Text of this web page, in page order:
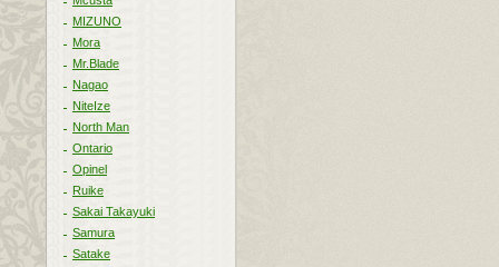
MIZUNO
Mora
Mr.Blade
Nagao
NiteIze
North Man
Ontario
Opinel
Ruike
Sakai Takayuki
Samura
Satake